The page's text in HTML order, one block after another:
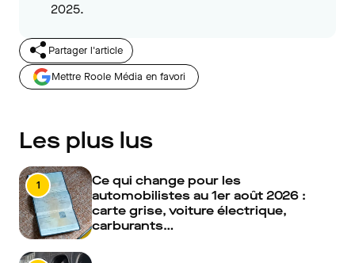
2025.
Partager l'article
Mettre Roole Média en favori
Les plus lus
1
Ce qui change pour les
automobilistes au 1er août 2026 :
carte grise, voiture électrique,
carburants…